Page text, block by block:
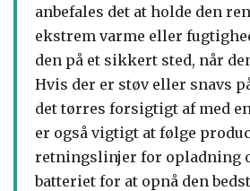
anbefales det at holde den
ekstrem varme eller
den på et sikkert sted, når
Hvis der er støv eller snavs
det tørres forsigtigt af med
er også vigtigt at følge
retningslinjer for opladning
batteriet for at opnå den